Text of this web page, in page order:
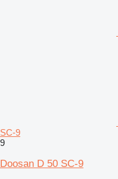
SC-9
9
Doosan D 50 SC-9